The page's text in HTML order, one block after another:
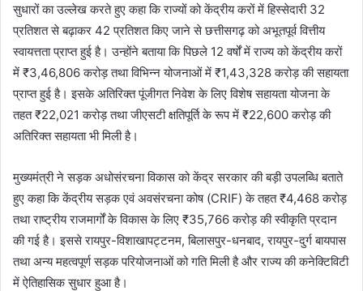
सुधारों का उल्लेख करते हुए कहा कि राज्यों को केंद्रीय करों में हिस्सेदारी 32
प्रतिशत से बढ़ाकर 42 प्रतिशत किए जाने से छत्तीसगढ़ को अभूतपूर्व वित्तीय
स्वायत्तता प्राप्त हुई है। उन्होंने बताया कि पिछले 12 वर्षों में राज्य को केंद्रीय करों
में ₹3,46,806 करोड़ तथा विभिन्न योजनाओं में ₹1,43,328 करोड़ की सहायता
प्राप्त हुई है। इसके अतिरिक्त पूंजीगत निवेश के लिए विशेष सहायता योजना के
तहत ₹22,021 करोड़ तथा जीएसटी क्षतिपूर्ति के रूप में ₹22,600 करोड़ की
अतिरिक्त सहायता भी मिली है।
मुख्यमंत्री ने सड़क अधोसंरचना विकास को केंद्र सरकार की बड़ी उपलब्धि बताते
हुए कहा कि केंद्रीय सड़क एवं अवसंरचना कोष (CRIF) के तहत ₹4,468 करोड़
तथा राष्ट्रीय राजमार्गों के विकास के लिए ₹35,766 करोड़ की स्वीकृति प्रदान
की गई है। इससे रायपुर-विशाखापट्टनम, बिलासपुर-धनबाद, रायपुर-दुर्ग बायपास
तथा अन्य महत्वपूर्ण सड़क परियोजनाओं को गति मिली है और राज्य की कनेक्टिविटी
में ऐतिहासिक सुधार हुआ है।